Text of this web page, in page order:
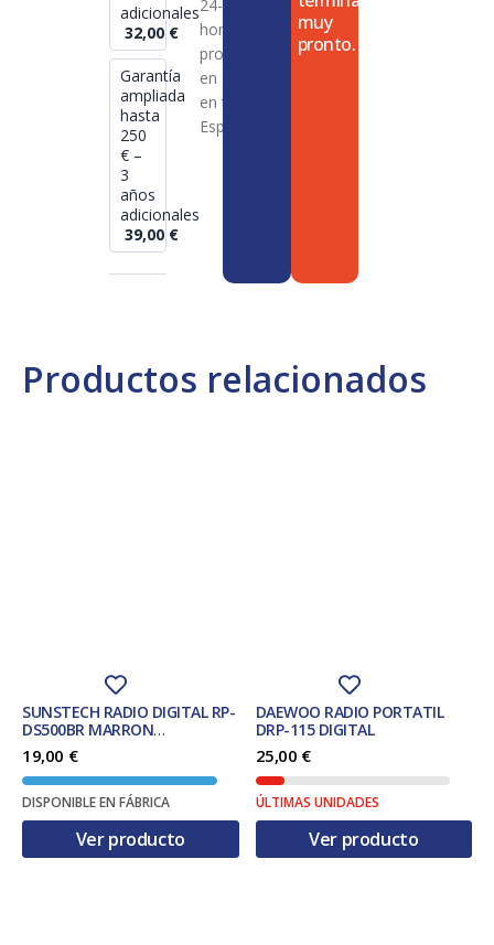
Productos relacionados
SUNSTECH RADIO DIGITAL RP-
DS500BR MARRON
BLUETOOTH.
19,00 €
DISPONIBLE EN FÁBRICA
Ver producto
DAEWOO RADIO PORTATIL
DRP-115 DIGITAL
25,00 €
ÚLTIMAS UNIDADES
Ver producto
adicionales
32,00 €
Garantía
ampliada
hasta
250
€ –
3
años
adicionales
39,00 €
24-72
horas en
productos
en stock
en toda
España
muy
pronto.